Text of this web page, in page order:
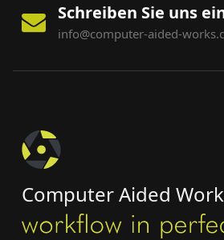
Schreiben Sie uns
info@computer-aided-
Computer Aided